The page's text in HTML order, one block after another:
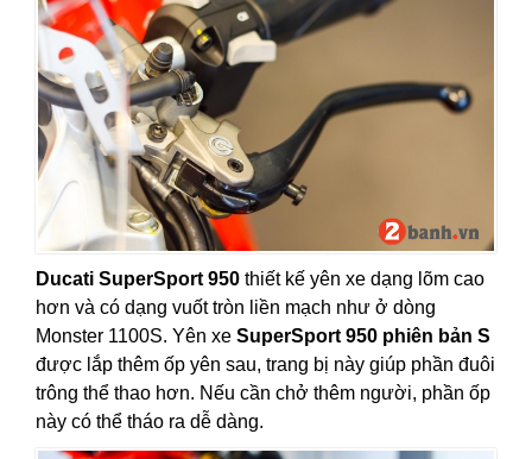
Ducati SuperSport 950 thiết kế yên xe dạng lõm cao
hơn và có dạng vuốt tròn liền mạch như ở dòng
Monster 1100S. Yên xe SuperSport 950 phiên bản S
được lắp thêm ốp yên sau, trang bị này giúp phần đuôi
trông thể thao hơn. Nếu cần chở thêm người, phần ốp
này có thể tháo ra dễ dàng.